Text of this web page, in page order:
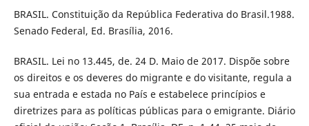
BRASIL. Constituição da República Federativa do Brasil.1988.
Senado Federal, Ed. Brasília, 2016.
BRASIL. Lei no 13.445, de. 24 D. Maio de 2017. Dispõe sobre
os direitos e os deveres do migrante e do visitante, regula a
sua entrada e estada no País e estabelece princípios e
diretrizes para as políticas públicas para o emigrante. Diário